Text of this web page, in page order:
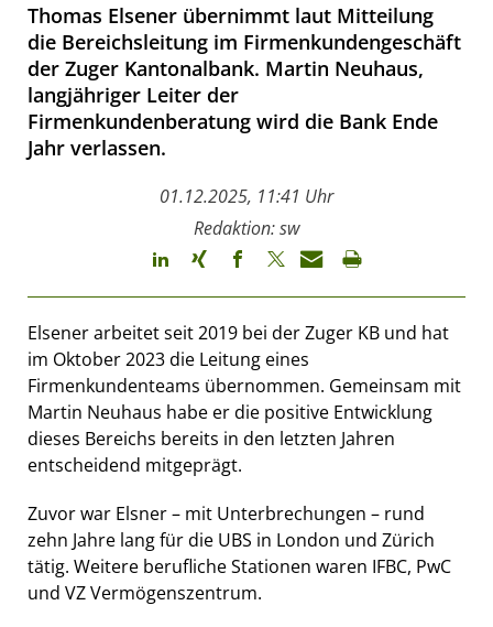
Thomas Elsener übernimmt laut Mitteilung
die Bereichsleitung im Firmenkundengeschäft
der Zuger Kantonalbank. Martin Neuhaus,
langjähriger Leiter der
Firmenkundenberatung wird die Bank Ende
Jahr verlassen.
01.12.2025, 11:41 Uhr
Redaktion: sw
Elsener arbeitet seit 2019 bei der Zuger KB und hat
im Oktober 2023 die Leitung eines
Firmenkundenteams übernommen. Gemeinsam mit
Martin Neuhaus habe er die positive Entwicklung
dieses Bereichs bereits in den letzten Jahren
entscheidend mitgeprägt.
Zuvor war Elsner – mit Unterbrechungen – rund
zehn Jahre lang für die UBS in London und Zürich
tätig. Weitere berufliche Stationen waren IFBC, PwC
und VZ Vermögenszentrum.